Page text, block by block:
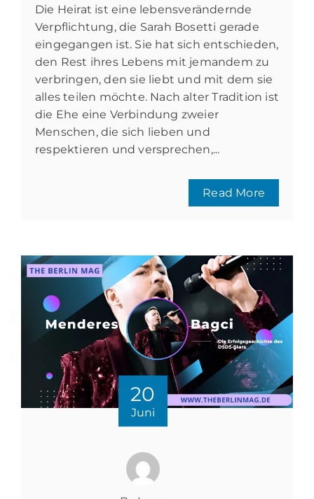
Die Heirat ist eine lebensverändernde
Verpflichtung, die Sarah Bosetti gerade
eingegangen ist. Sie hat sich entschieden,
den Rest ihres Lebens mit jemandem zu
verbringen, den sie liebt und mit dem sie
alles teilen möchte. Nach alter Tradition ist
die Ehe eine Verbindung zweier
Menschen, die sich lieben und
respektieren und versprechen,...
Read More
20
Juni